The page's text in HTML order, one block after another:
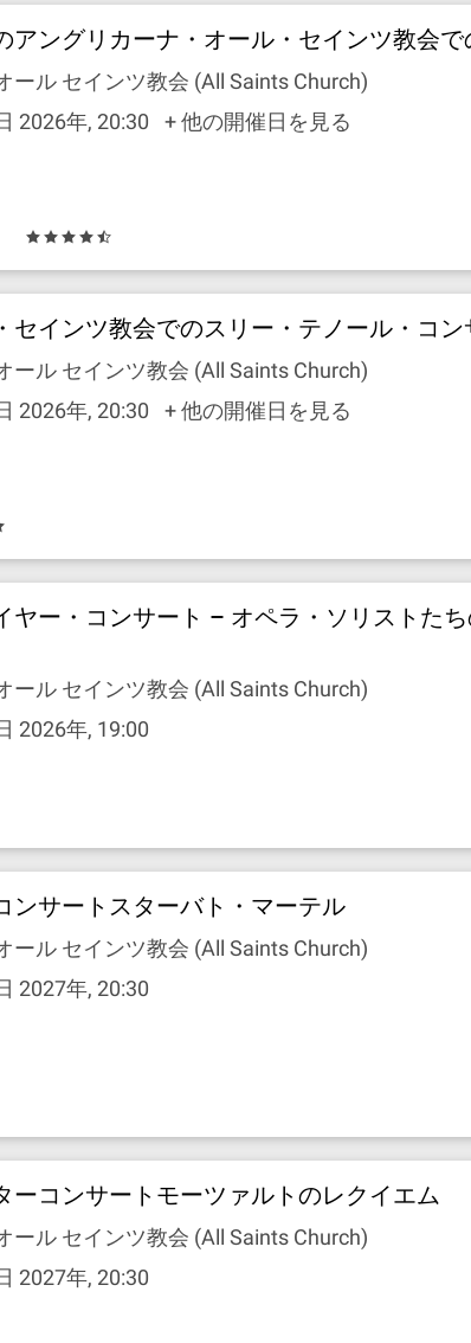
アングリカーナ・オール・セインツ教会で
ール セインツ教会 (All Saints Church)
2026年, 20:30
+ 他の開催日を見る
セインツ教会でのスリー・テノール・コン
ール セインツ教会 (All Saints Church)
2026年, 20:30
+ 他の開催日を見る
ヤー・コンサート – オペラ・ソリストた
ール セインツ教会 (All Saints Church)
2026年, 19:00
ンサートスターバト・マーテル
ール セインツ教会 (All Saints Church)
2027年, 20:30
ーコンサートモーツァルトのレクイエム
ール セインツ教会 (All Saints Church)
2027年, 20:30